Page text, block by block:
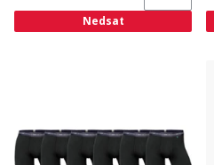
Nedsat